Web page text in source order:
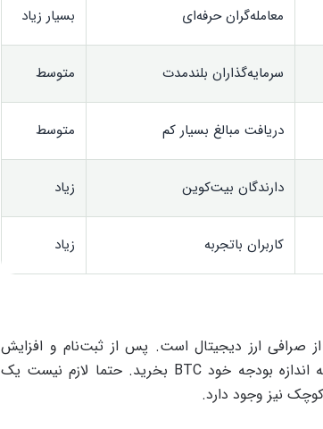
معامله‌گران حرفه‌ای بسیار زیاد
سرمایه‌گذاران بلندمدت متوسط
دریافت مبالغ بسیار کم متوسط
دارندگان بیت‌کوین زیاد
کاربران باتجربه زیاد
صرافی ارز دیجیتال است. پس از ثبت‌نام و افزایش
موجودی حساب می‌توانید سفارش خرید ثبت کنید و به اندازه بودجه خود BTC بخرید. حتما لازم نیست یک
نیز وجود دارد.